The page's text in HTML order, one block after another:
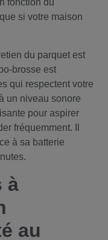
fonction du
si votre maison
du parquet est
brosse est
qui respectent votre
un niveau sonore
pour aspirer
fréquemment. Il
à sa batterie
à
au